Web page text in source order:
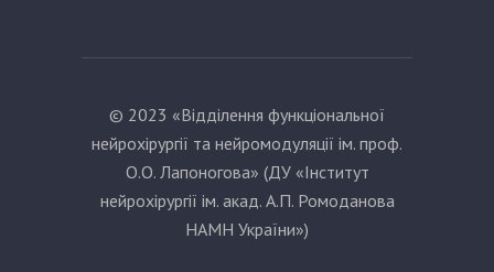
© 2023 «Відділення функціональної
нейрохірургії та нейромодуляції ім. проф.
О.О. Лапоногова» (ДУ «Інститут
нейрохірургії ім. акад. А.П. Ромоданова
НАМН України»)